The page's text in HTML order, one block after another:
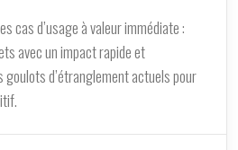
cas d’usage à valeur immédiate :
avec un impact rapide et
goulots d’étranglement actuels pour